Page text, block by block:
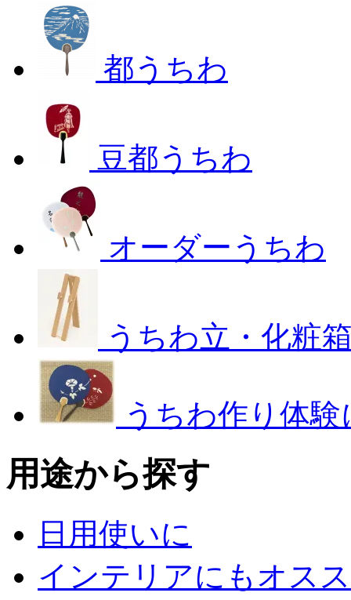
都うちわ
豆都うちわ
オーダーうちわ
うちわ立・化粧
うちわ作り体
用途から探す
日用使いに
インテリアにもオス